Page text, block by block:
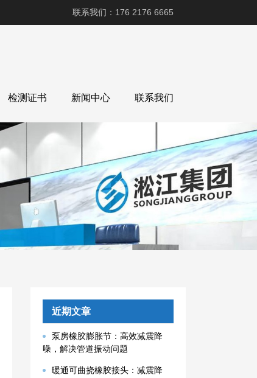
联系我们：176 2176 6665
检测证书 新闻中心 联系我们
近期文章
泵房橡胶膨胀节：高效减震降
噪，解决管道振动问题
暖通可曲挠橡胶接头：减震降